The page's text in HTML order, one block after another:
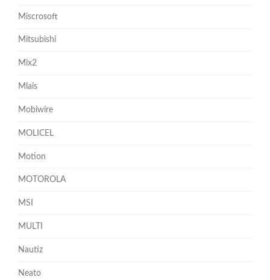
Miscrosoft
Mitsubishi
Mix2
Mlais
Mobiwire
MOLICEL
Motion
MOTOROLA
MSI
MULTI
Nautiz
Neato